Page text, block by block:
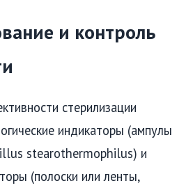
и контроль
стерилизации
индикаторы (ампулы
stearothermophilus) и
(полоски или ленты,